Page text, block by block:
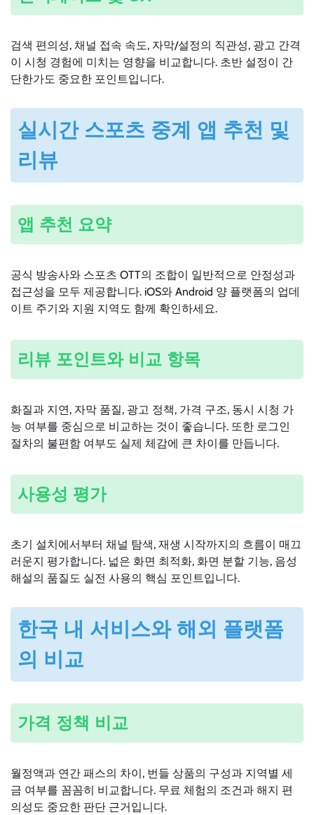
검색 편의성, 채널 접속 속도, 자막/설정의 직관성, 광고 간격
이 시청 경험에 미치는 영향을 비교합니다. 초반 설정이 간
단한가도 중요한 포인트입니다.
실시간 스포츠 중계 앱 추천 및
리뷰
앱 추천 요약
공식 방송사와 스포츠 OTT의 조합이 일반적으로 안정성과
접근성을 모두 제공합니다. iOS와 Android 양 플랫폼의 업데
이트 주기와 지원 지역도 함께 확인하세요.
리뷰 포인트와 비교 항목
화질과 지연, 자막 품질, 광고 정책, 가격 구조, 동시 시청 가
능 여부를 중심으로 비교하는 것이 좋습니다. 또한 로그인
절차의 불편함 여부도 실제 체감에 큰 차이를 만듭니다.
사용성 평가
초기 설치에서부터 채널 탐색, 재생 시작까지의 흐름이 매끄
러운지 평가합니다. 넓은 화면 최적화, 화면 분할 기능, 음성
해설의 품질도 실전 사용의 핵심 포인트입니다.
한국 내 서비스와 해외 플랫폼
의 비교
가격 정책 비교
월정액과 연간 패스의 차이, 번들 상품의 구성과 지역별 세
금 여부를 꼼꼼히 비교합니다. 무료 체험의 조건과 해지 편
의성도 중요한 판단 근거입니다.